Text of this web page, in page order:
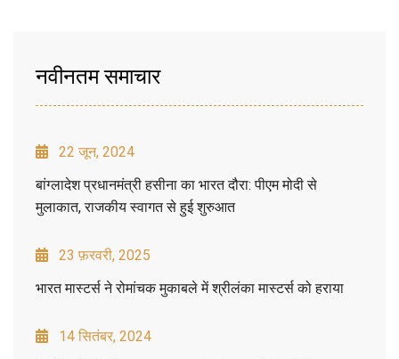
नवीनतम समाचार
22 जून, 2024
बांग्लादेश प्रधानमंत्री हसीना का भारत दौरा: पीएम मोदी से
मुलाकात, राजकीय स्वागत से हुई शुरुआत
23 फ़रवरी, 2025
भारत मास्टर्स ने रोमांचक मुकाबले में श्रीलंका मास्टर्स को हराया
14 सितंबर, 2024